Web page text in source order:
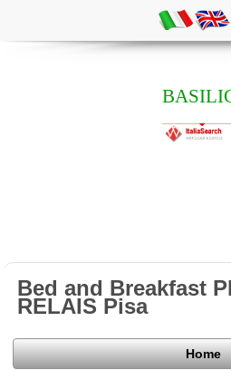
Bed and Breakfast
RELAIS Pisa
Home